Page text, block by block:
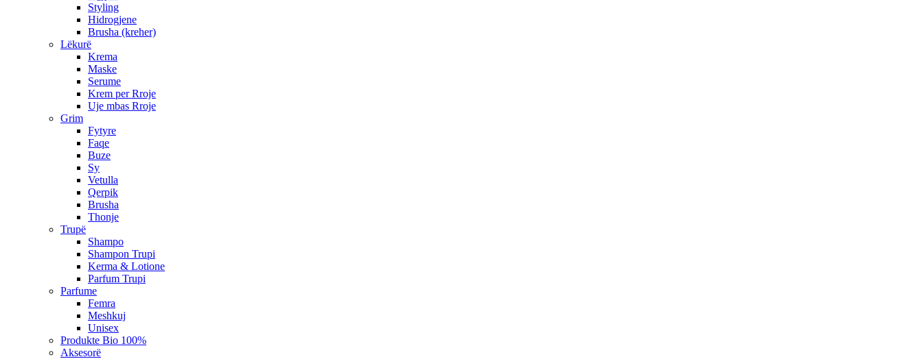
Styling
Hidrogjene
Brusha (kreher)
Lëkurë
Krema
Maske
Serume
Krem per Rroje
Uje mbas Rroje
Grim
Fytyre
Faqe
Buze
Sy
Vetulla
Qerpik
Brusha
Thonje
Trupë
Shampo
Shampon Trupi
Kerma & Lotione
Parfum Trupi
Parfume
Femra
Meshkuj
Unisex
Produkte Bio 100%
Aksesorë